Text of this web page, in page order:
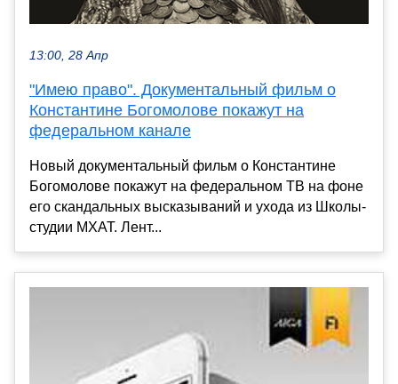
13:00, 28 Апр
"Имею право". Документальный фильм о
Константине Богомолове покажут на
федеральном канале
Новый документальный фильм о Константине
Богомолове покажут на федеральном ТВ на фоне
его скандальных высказываний и ухода из Школы-
студии МХАТ. Лент...